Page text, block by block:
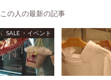
この人の最新の記事
SALE ・イベント